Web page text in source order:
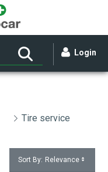
Login
Tire service
Sort By: Relevance